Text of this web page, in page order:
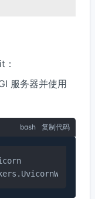
服务器并使用
bash 复制代码
-